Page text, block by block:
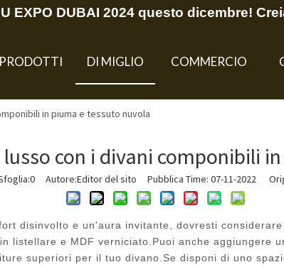
EXPO DUBAI 2024 questo dicembre!
PRODOTTI DI MIGLIO COMMERCIO
in piuma e tessuto nuvola
con i divani componibili
0Autore:Editor del sito Pubblica Time: 07-11-2022
disinvolto e un'aura invitante, dovresti
listellare e MDF verniciato.Puoi anche aggiungere
superiori per il tuo divano.Se disponi di uno